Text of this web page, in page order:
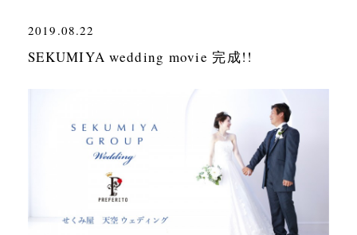
2019.08.22
SEKUMIYA wedding movie 完成!!